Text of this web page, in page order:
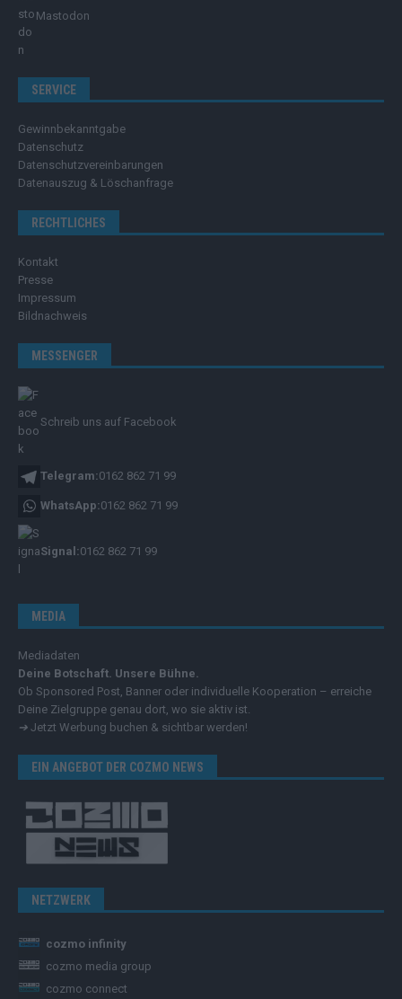
Mastodon
SERVICE
Gewinnbekanntgabe
Datenschutz
Datenschutzvereinbarungen
Datenauszug & Löschanfrage
RECHTLICHES
Kontakt
Presse
Impressum
Bildnachweis
MESSENGER
Schreib uns auf Facebook
Telegram:0162 862 71 99
WhatsApp:0162 862 71 99
Signal:0162 862 71 99
MEDIA
Mediadaten
Deine Botschaft. Unsere Bühne.
Ob Sponsored Post, Banner oder individuelle Kooperation – erreiche
Deine Zielgruppe genau dort, wo sie aktiv ist.
➔ Jetzt Werbung buchen & sichtbar werden!
EIN ANGEBOT DER COZMO NEWS
NETZWERK
cozmo infinity
cozmo media group
cozmo connect